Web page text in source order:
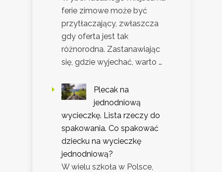
ferie zimowe może być
przytłaczający, zwłaszcza
gdy oferta jest tak
różnorodna. Zastanawiając
się, gdzie wyjechać, warto …
Plecak na
jednodniową
wycieczkę. Lista rzeczy do
spakowania. Co spakować
dziecku na wycieczkę
jednodniową?
W wielu szkoła w Polsce,